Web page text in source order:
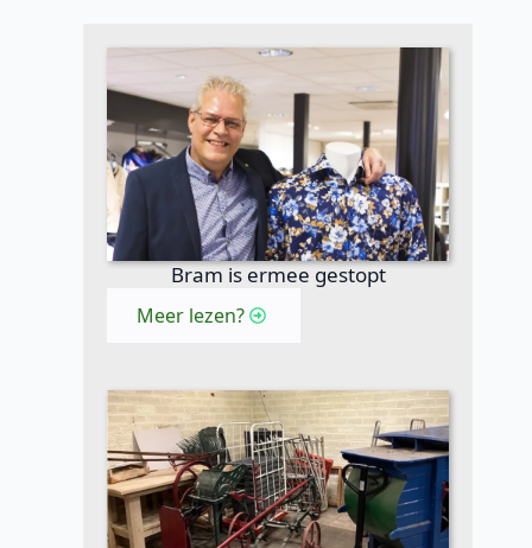
Bram is ermee gestopt
Meer lezen?